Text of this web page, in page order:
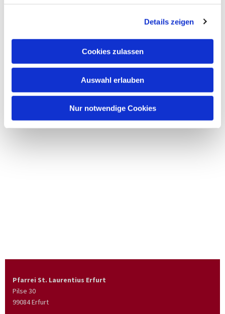
Details zeigen
Cookies zulassen
Auswahl erlauben
Nur notwendige Cookies
Pfarrei St. Laurentius Erfurt
Pilse 30
99084 Erfurt